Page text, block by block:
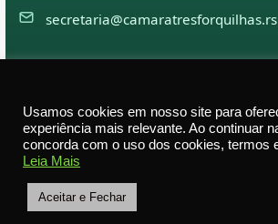
direitos reservados
Av. Professor Justino Alberto
Usamos cookies em nosso site para
experiência mais relevante. Ao continuar
concorda com o uso dos cookies, termos
Leia Mais
Aceitar e Fechar